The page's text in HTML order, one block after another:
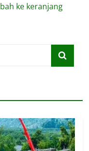
ke keranjang